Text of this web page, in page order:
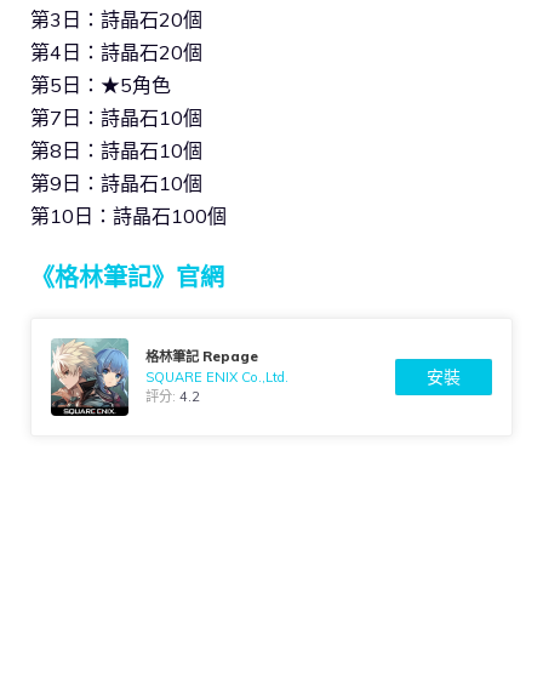
第3日：詩晶石20個
第4日：詩晶石20個
第5日：★5角色
第7日：詩晶石10個
第8日：詩晶石10個
第9日：詩晶石10個
第10日：詩晶石100個
《格林筆記》官網
格林筆記 Repage
SQUARE ENIX Co.,Ltd.
評分:4.2
安裝